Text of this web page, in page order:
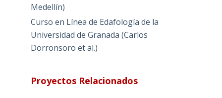
Medellín)
Curso en Línea de Edafología de la
Universidad de Granada (Carlos
Dorronsoro et al.)
Proyectos Relacionados